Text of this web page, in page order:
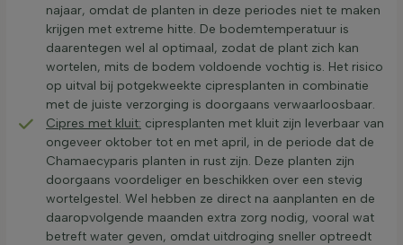
najaar, omdat de planten in deze periodes niet te maken
krijgen met extreme hitte. De bodemtemperatuur is
daarentegen wel al optimaal, zodat de plant zich kan
wortelen, mits de bodem voldoende vochtig is. Het risico
op uitval bij potgekweekte cipresplanten in combinatie
met de juiste verzorging is doorgaans verwaarloosbaar.
Cipres met kluit: cipresplanten met kluit zijn leverbaar van
ongeveer oktober tot en met april, in de periode dat de
Chamaecyparis planten in rust zijn. Deze planten zijn
doorgaans voordeliger en beschikken over een stevig
wortelgestel. Wel hebben ze direct na aanplanten en de
daaropvolgende maanden extra zorg nodig, vooral wat
betreft water geven, omdat uitdroging sneller optreedt